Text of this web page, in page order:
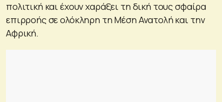
πολιτική και έχουν χαράξει τη δική τους σφαίρα
επιρροής σε ολόκληρη τη Μέση Ανατολή και την
Αφρική.